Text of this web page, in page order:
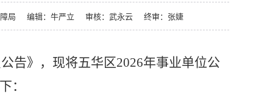
局 编辑：牛严立 审核：武永云 终审：张婕
告》，现将五华区2026年事业单位公
：